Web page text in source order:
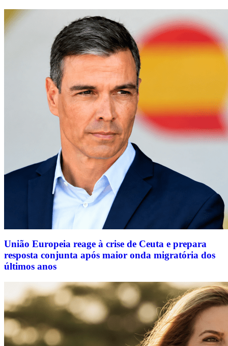
União Europeia reage à crise de Ceuta e prepara
resposta conjunta após maior onda migratória dos
últimos anos